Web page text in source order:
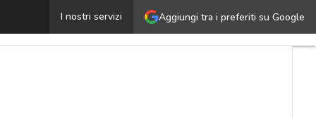
Aggiungi tra i preferiti su Google
I nostri servizi
Tap, così sfruttano l’NFC per rubare soldi dalle